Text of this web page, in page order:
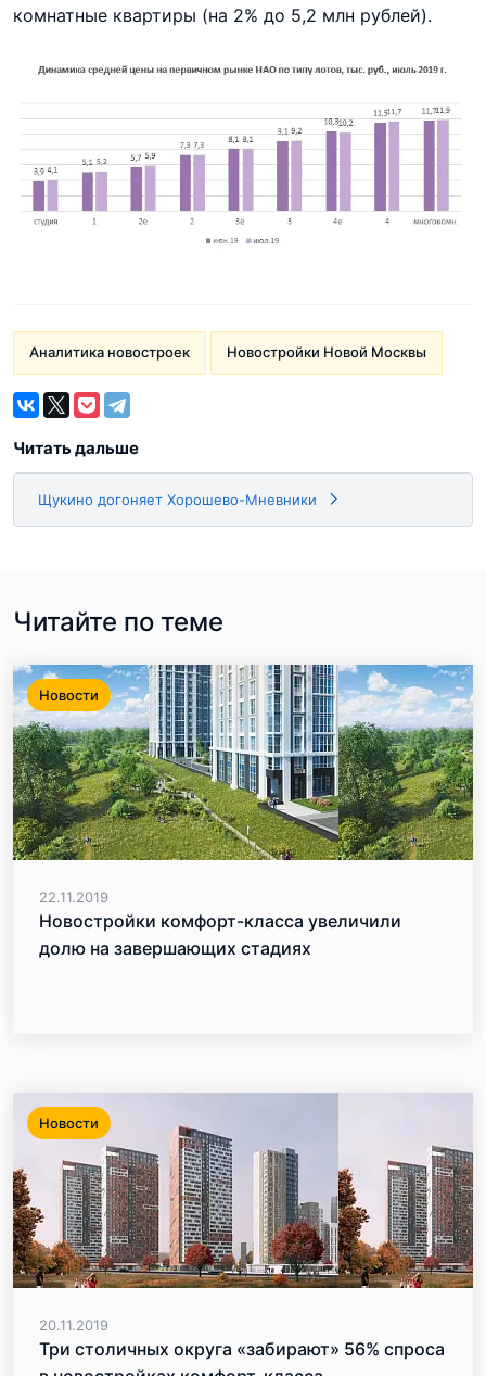
комнатные квартиры (на 2% до 5,2 млн рублей).
Аналитика новостроек Новостройки Новой Москвы
Читать дальше
Щукино догоняет Хорошево-Мневники
Читайте по теме
Новости
22.11.2019
Новостройки комфорт-класса увеличили
долю на завершающих стадиях
Новости
20.11.2019
Три столичных округа «забирают» 56% спроса